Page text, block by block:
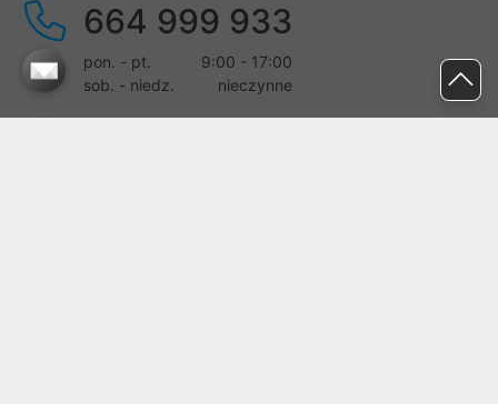
664 999 933
pon. - pt.
9:00 - 17:00
sob. - niedz.
nieczynne